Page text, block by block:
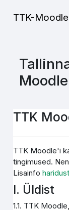
TTK-Moodle
Moodle
TTK
TTK Moodle'i
tingimused.
Lisainfo
I. Üldist
1.1. TTK